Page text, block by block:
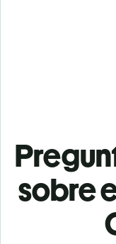
sobre